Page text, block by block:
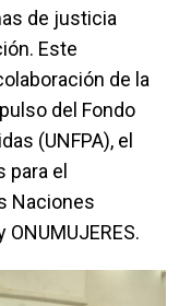
de justicia
Este
de la
del Fondo
(UNFPA), el
para el
Naciones